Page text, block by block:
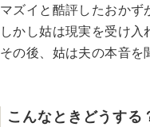
マズイと酷評したおかず
しかし姑は現実を受け入
その後、姑は夫の本音
こんなときどうする